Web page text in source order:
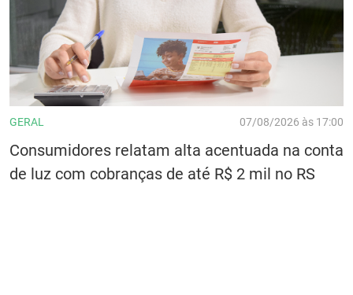
GERAL 07/08/2026 às 17:00
Consumidores relatam alta acentuada na conta
de luz com cobranças de até R$ 2 mil no RS